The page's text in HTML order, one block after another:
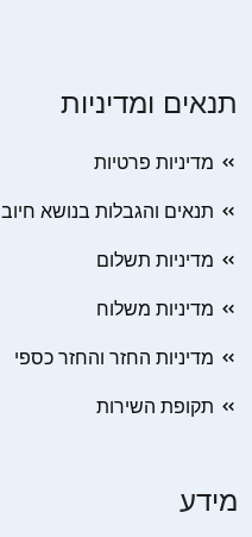
תנאים ומדיניות
מדיניות פרטיות
תנאים והגבלות בנושא חיוב
מדיניות תשלום
מדיניות משלוח
מדיניות החזר והחזר כספי
תקופת השירות
מידע